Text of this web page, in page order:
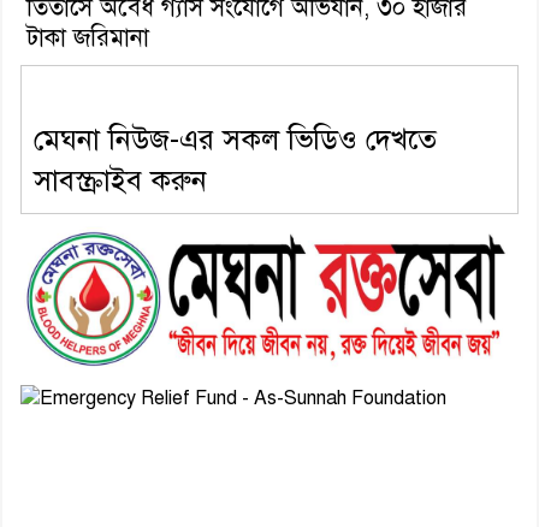
তিতাসে অবৈধ গ্যাস সংযোগে অভিযান, ৩০ হাজার
টাকা জরিমানা
মেঘনা নিউজ-এর সকল ভিডিও দেখতে
সাবস্ক্রাইব করুন